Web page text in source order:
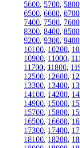
5600, 5700, 5800
6500, 6600, 6700
7400, 7500, 7600
8300, 8400, 8500
9200, 9300, 9400
10100, 10200,
10900, 11000,
11700, 11800,
12500, 12600,
13300, 13400,
14100, 14200,
14900, 15000,
15700, 15800,
16500, 16600,
17300, 17400,
18100, 18200,